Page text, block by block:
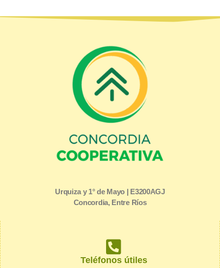
Urquiza y 1° de Mayo | E3200AGJ
Concordia, Entre Ríos
Teléfonos útiles